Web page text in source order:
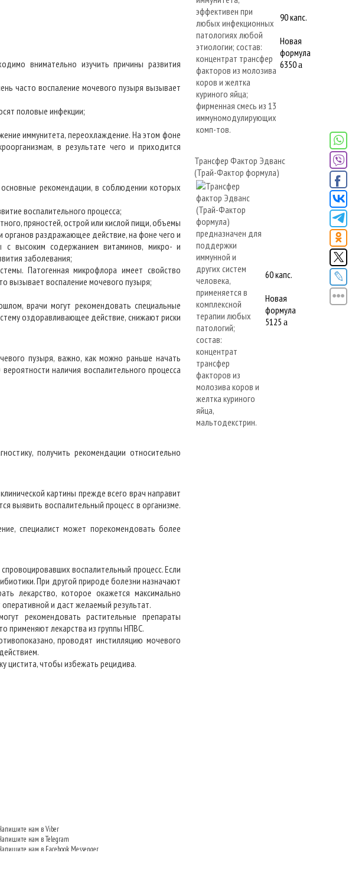
внимательно изучить причины развития
часто воспаление мочевого пузыря вызывает
половые инфекции;
иммунитета, переохлаждение. На этом фоне
в результате чего и приходится
рекомендации, в соблюдении которых
воспалительного процесса;
пряностей, острой или кислой пищи, объемы
органов раздражающее действие, на фоне чего и
высоким содержанием витаминов, микро- и
заболевания;
Патогенная микрофлора имеет свойство
вызывает воспаление мочевого пузыря;
врачи могут рекомендовать специальные
оздоравливающее действие, снижают риски
пузыря, важно, как можно раньше начать
наличия воспалительного процесса
получить рекомендации относительно
картины прежде всего врач направит
выявить воспалительный процесс в организме.
специалист может порекомендовать более
воспалительный процесс. Если
При другой природе болезни назначают
лекарство, которое окажется максимально
и даст желаемый результат.
рекомендовать растительные препараты
применяют лекарства из группы НПВС.
проводят инстилляцию мочевого
цистита, чтобы избежать рецидива.
90 капс.
Новая
формула
6350a
Трансфер Фактор Эдванс
(Трай-Фактор формула)
60 капс.
Новая
формула
5125 a
нам в Viber
нам в Telegram
нам в Facebook Messenger